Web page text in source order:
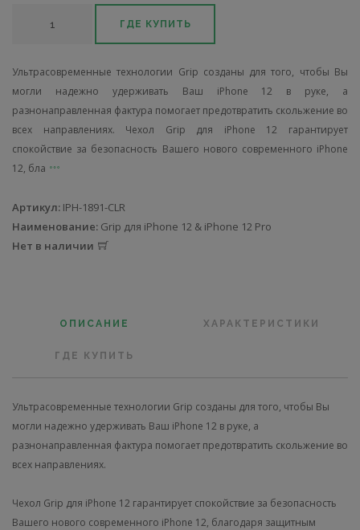
ГДЕ КУПИТЬ
Ультрасовременные технологии Grip созданы для того, чтобы Вы
могли надежно удерживать Ваш iPhone 12 в руке, а
разнонаправленная фактура помогает предотвратить скольжение во
всех направлениях. Чехол Grip для iPhone 12 гарантирует
спокойствие за безопасность Вашего нового современного iPhone
12, бла
Артикул: IPH-1891-CLR
Наименование: Grip для iPhone 12 & iPhone 12 Pro
Нет в наличии
ОПИСАНИЕ ХАРАКТЕРИСТИКИ
ГДЕ КУПИТЬ
Ультрасовременные технологии Grip созданы для того, чтобы Вы
могли надежно удерживать Ваш iPhone 12 в руке, а
разнонаправленная фактура помогает предотвратить скольжение во
всех направлениях.
Чехол Grip для iPhone 12 гарантирует спокойствие за безопасность
Вашего нового современного iPhone 12, благодаря защитным